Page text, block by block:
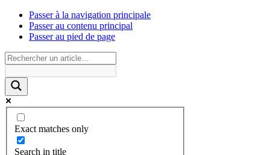
Passer à la navigation principale
Passer au contenu principal
Passer au pied de page
Exact matches only
Search in title